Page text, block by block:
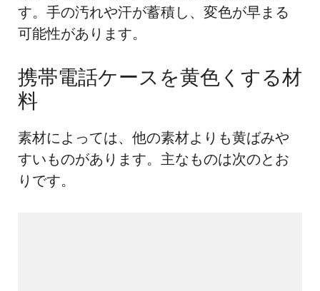
す。手の汚れや汗が蓄積し、変色が早まる
可能性があります。
携帯電話ケースを黄色くする材
料
素材によっては、他の素材よりも黄ばみや
すいものがあります。主なものは次のとお
りです。